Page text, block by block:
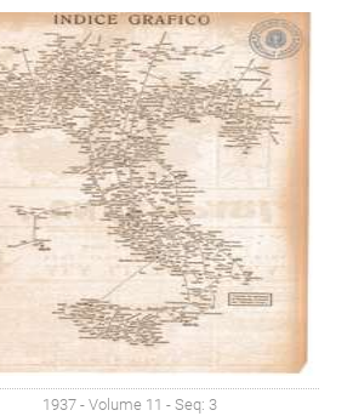
1937 - Volume 11 - Seq: 3